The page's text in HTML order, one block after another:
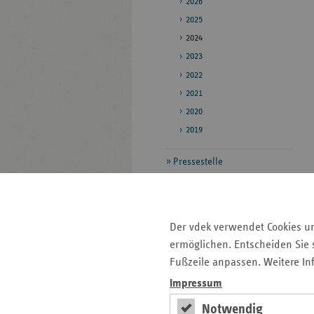
Der vdek verwendet Cookies
ermöglichen. Entscheiden
Fußzeile anpassen. Weitere
Impressum
Notwendig
2025
2024
2023
2022
2021
2020
2019
Pressestelle
Informationen
Auf einen Blick
Pressemitteilungen
Kontakt und Anfahrt
Veranstaltungen